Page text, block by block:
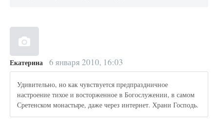
Екатерина 6 января 2010, 16:03
Удивительно, но как чувствуется предпраздничное
настроение тихое и восторженное в Богослужении, в самом
Сретенском монастыре, даже через интернет. Храни Господь.